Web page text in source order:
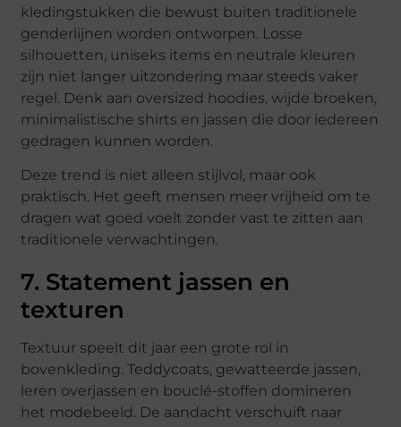
kledingstukken die bewust buiten traditionele
genderlijnen worden ontworpen. Losse
silhouetten, uniseks items en neutrale kleuren
zijn niet langer uitzondering maar steeds vaker
regel. Denk aan oversized hoodies, wijde broeken,
minimalistische shirts en jassen die door iedereen
gedragen kunnen worden.
Deze trend is niet alleen stijlvol, maar ook
praktisch. Het geeft mensen meer vrijheid om te
dragen wat goed voelt zonder vast te zitten aan
traditionele verwachtingen.
7. Statement jassen en
texturen
Textuur speelt dit jaar een grote rol in
bovenkleding. Teddycoats, gewatteerde jassen,
leren overjassen en bouclé-stoffen domineren
het modebeeld. De aandacht verschuift naar